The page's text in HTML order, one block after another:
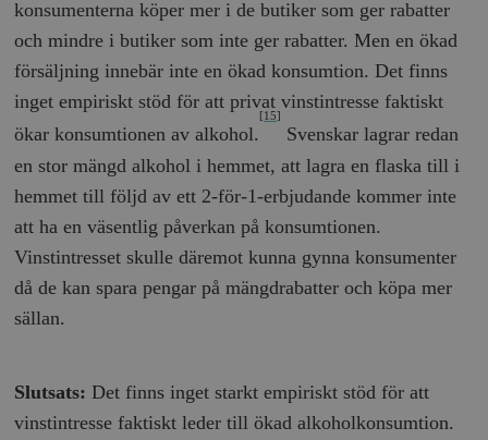
konsumenterna köper mer i de butiker som ger rabatter
och mindre i butiker som inte ger rabatter. Men en ökad
försäljning innebär inte en ökad konsumtion. Det finns
inget empiriskt stöd för att privat vinstintresse faktiskt
ökar konsumtionen av alkohol.
[15]
Svenskar lagrar redan
en stor mängd alkohol i hemmet, att lagra en flaska till i
hemmet till följd av ett 2-för-1-erbjudande kommer inte
att ha en väsentlig påverkan på konsumtionen.
Vinstintresset skulle däremot kunna gynna konsumenter
då de kan spara pengar på mängdrabatter och köpa mer
sällan.
Slutsats:Det finns inget starkt empiriskt stöd för att
vinstintresse faktiskt leder till ökad alkoholkonsumtion.